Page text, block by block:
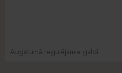
Augstumā regulējamie galdi